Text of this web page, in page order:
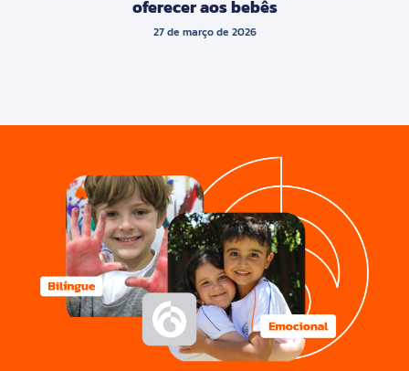
oferecer aos bebês
27 de março de 2026